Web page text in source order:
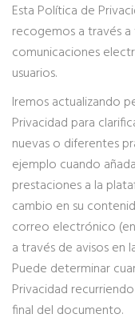
Esta Política de
recogemos a través a
comunicaciones
usuarios.
Iremos actualizando
Privacidad para
nuevas o diferentes
ejemplo cuando
prestaciones a la
cambio en su
correo electrónico
a través de avisos en
Puede determinar
Privacidad
final del documento.